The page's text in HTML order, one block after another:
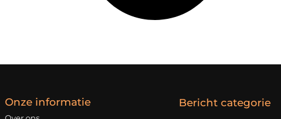
Onze informatie Bericht categorie